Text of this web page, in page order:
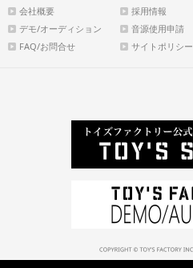
会社概要
採用情報
デモ/オーディション
音源使用申請
FAQ/お問合せ
サイトポリシー